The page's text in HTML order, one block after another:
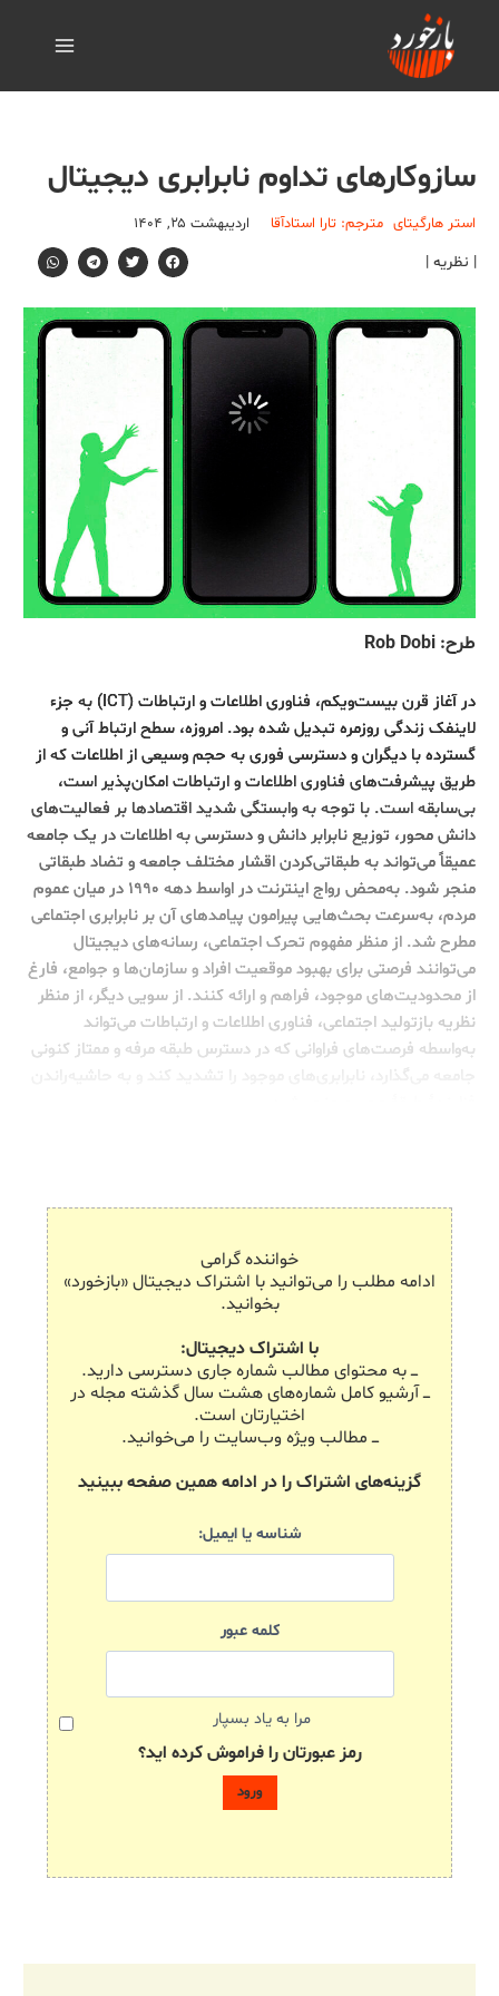
سازوکارهای تداوم نابرابری دیجیتال
استر هارگیتای مترجم: تارا استادآقا اردیبهشت ۲۵, ۱۴۰۴
| نظریه |
طرح: Rob Dobi
در آغاز قرن بیست‌ویکم، فناوری‌ اطلاعات و ارتباطات (ICT) به جزء
لاینفک زندگی روزمره تبدیل شده بود. امروزه، سطح ارتباط آنی و
گسترده با دیگران و دسترسی فوری به حجم وسیعی از اطلاعات که از
طریق پیشرفت‌های فناوری اطلاعات و ارتباطات امکان‌پذیر است،
بی‌سابقه است. با توجه به وابستگی شدید اقتصادها بر فعالیت‌های
دانش محور، توزیع نابرابر دانش و دسترسی به اطلاعات در یک جامعه
عمیقاً می‌تواند به طبقاتی‌کردن اقشار مختلف جامعه و تضاد طبقاتی
منجر شود. به‌محض رواج اینترنت در اواسط دهه‌ ۱۹۹۰ در میان عموم
مردم، به‌سرعت بحث‌هایی پیرامون پیامدهای آن بر نابرابری اجتماعی
مطرح شد. از منظر مفهوم تحرک اجتماعی، رسانه‌های دیجیتال
می‌توانند فرصتی برای بهبود موقعیت افراد و سازمان‌ها و جوامع، فارغ
از محدودیت‌های موجود، فراهم و ارائه کنند. از سویی دیگر، از منظر
نظریه‌ بازتولید اجتماعی، فناوری اطلاعات و ارتباطات می‌تواند
به‌واسطه‌ فرصت‌های فراوانی که در دسترس طبقه‌ مرفه و ممتاز کنونی
خواننده گرامی
ادامه مطلب را می‌توانید با اشتراک دیجیتال «بازخورد»
بخوانید.
با اشتراک دیجیتال:
ـــ به محتوای مطالب شماره جاری دسترسی دارید.
ـــ آرشیو کامل شماره‌های هشت سال گذشته مجله در
اختیارتان است.
ـــ مطالب ویژه وب‌سایت را می‌خوانید.
گزینه‌های اشتراک را در ادامه همین صفحه ببینید
شناسه یا ایمیل:
کلمه عبور
مرا به یاد بسپار
رمز عبورتان را فراموش کرده اید؟